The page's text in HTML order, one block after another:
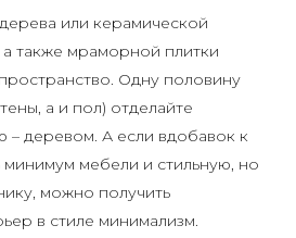
или керамической
также мраморной плитки
Одну половину
а и пол) отделайте
– деревом. А если вдобавок к
минимум мебели и стильную, но
можно получить
в стиле минимализм.